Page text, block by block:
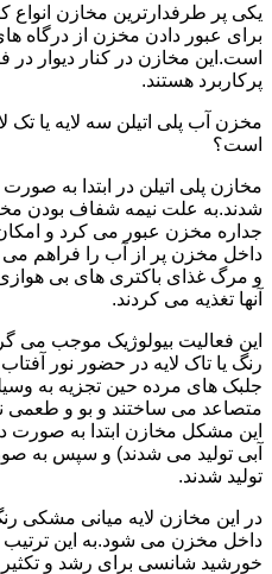
یکی پر طرفدارترین مخازن
برای عبور دادن مخزن از درگاه
است.این مخازن در کنار دیوار در
پرکاربرد هستند.
مخزن آب پلی اتیلن سه لایه یا تک
است؟
مخازن پلی اتیلن در ابتدا به
شدند.به علت نیمه شفاف بودن
جداره مخزن عبور می کرد و
داخل مخزن پر از آب را فراهم
و مرگ غذای باکتری های بی
آنها تغذیه می کردند.
این فعالیت بیولوژیک موجب می
رنگ یا تاک لایه در حضور نور
جلبک های مرده حین تجزیه به
متصاعد می ساختند و بو و طعمی
این مشکل مخازن ابتدا به صورت
آبی تولید می شدند) و سپس به
تولید شدند.
در این مخازن لایه میانی مشکی
داخل مخزن می شود.به این ترتیب
خورشید شانسی برای رشد و تکثیر